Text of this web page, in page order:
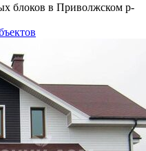
блоков в Приволжском р-